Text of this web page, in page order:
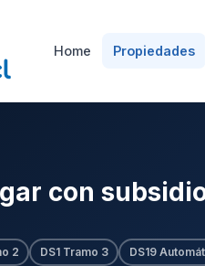
Home Propiedades
con
2 DS1 Tramo 3 DS19